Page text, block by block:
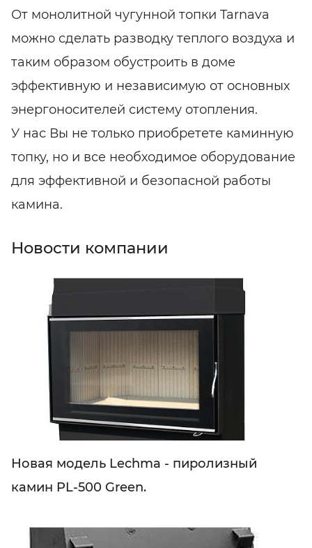
От монолитной чугунной топки Tarnava
можно сделать разводку теплого воздуха и
таким образом обустроить в доме
эффективную и независимую от основных
энергоносителей систему отопления.
У нас Вы не только приобретете каминную
топку, но и все необходимое оборудование
для эффективной и безопасной работы
камина.
Новости компании
Новая модель Lechma - пиролизный
камин PL-500 Green.